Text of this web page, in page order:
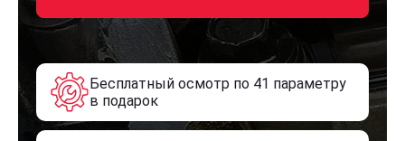
Бесплатный осмотр по 41 параметру
в подарок